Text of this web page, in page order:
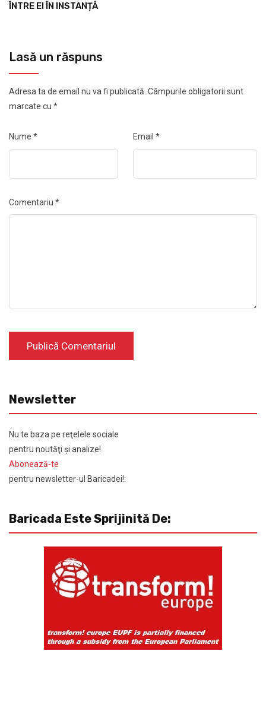
ÎNTRE EI ÎN INSTANȚĂ
Lasă un răspuns
Adresa ta de email nu va fi publicată. Câmpurile obligatorii sunt
marcate cu *
Nume * Email *
Comentariu *
Newsletter
Nu te baza pe reţelele sociale
pentru noutăţi şi analize!
Abonează-te
pentru newsletter-ul Baricadei!:
Baricada Este Sprijinită De: